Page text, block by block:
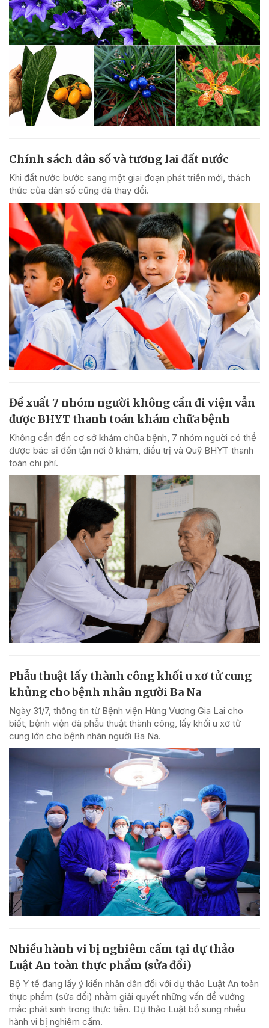
Chính sách dân số và tương lai đất nước
Khi đất nước bước sang một giai đoạn phát triển mới, thách
thức của dân số cũng đã thay đổi.
Đề xuất 7 nhóm người không cần đi viện vẫn
được BHYT thanh toán khám chữa bệnh
Không cần đến cơ sở khám chữa bệnh, 7 nhóm người có thể
được bác sĩ đến tận nơi ở khám, điều trị và Quỹ BHYT thanh
toán chi phí.
Phẫu thuật lấy thành công khối u xơ tử cung
khủng cho bệnh nhân người Ba Na
Ngày 31/7, thông tin từ Bệnh viện Hùng Vương Gia Lai cho
biết, bệnh viện đã phẫu thuật thành công, lấy khối u xơ tử
cung lớn cho bệnh nhân người Ba Na.
Nhiều hành vi bị nghiêm cấm tại dự thảo
Luật An toàn thực phẩm (sửa đổi)
Bộ Y tế đang lấy ý kiến nhân dân đối với dự thảo Luật An toàn
thực phẩm (sửa đổi) nhằm giải quyết những vấn đề vướng
mắc phát sinh trong thực tiễn. Dự thảo Luật bổ sung nhiều
hành vi bị nghiêm cấm.